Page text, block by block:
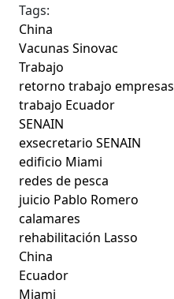
Tags:
China
Vacunas Sinovac
Trabajo
retorno trabajo empresas
trabajo Ecuador
SENAIN
exsecretario SENAIN
edificio Miami
redes de pesca
juicio Pablo Romero
calamares
rehabilitación Lasso
China
Ecuador
Miami